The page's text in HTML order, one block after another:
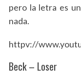
pero la letra es
nada.
httpv://
Beck – Loser